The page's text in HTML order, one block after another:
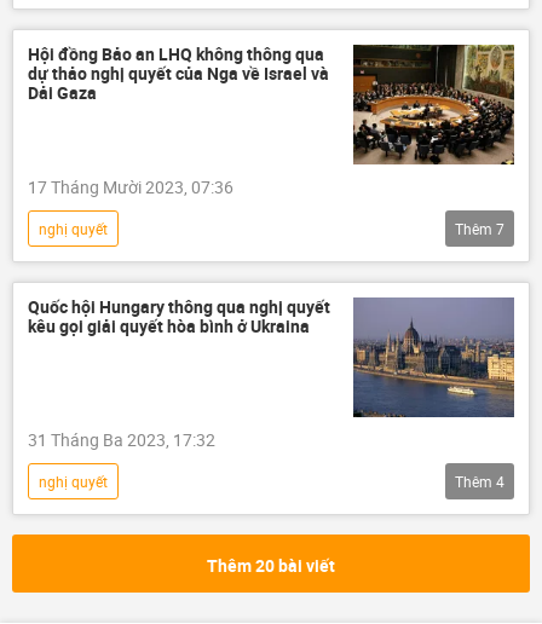
Palestine
Liên Hợp Quốc
Nga
Hội đồng Bảo an LHQ
HAMAS
Israel
Hội đồng Bảo an LHQ không thông qua
dự thảo nghị quyết của Nga về Israel và
Dải Gaza
17 Tháng Mười 2023, 07:36
nghị quyết
Vòng xoáy căng thẳng mới ở Trung Đông
Israel
Palestine
Gaza
Nga
Hội đồng Bảo an LHQ
Thêm 7
Quốc hội Hungary thông qua nghị quyết
kêu gọi giải quyết hòa bình ở Ukraina
31 Tháng Ba 2023, 17:32
nghị quyết
Chiến dịch quân sự đặc biệt tại Ukraina
Ukraina
Hungary
Quân sự
Thêm 4
Thêm 20 bài viết